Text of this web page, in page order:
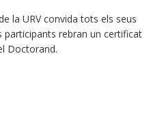
la URV convida tots els seus
rebran un certificat
Doctorand.